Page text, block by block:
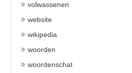
volwassenen
website
wikipedia
woorden
woordenschat